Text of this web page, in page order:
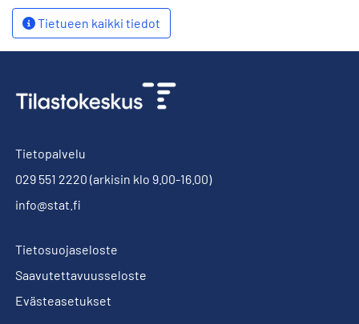
Tietueen kaikki tiedot
Tietopalvelu
029 551 2220 (arkisin klo 9.00-16.00)
info@stat.fi
Tietosuojaseloste
Saavutettavuusseloste
Evästeasetukset